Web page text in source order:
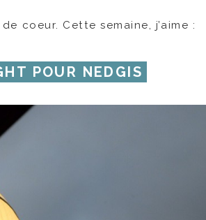
coeur. Cette semaine, j’aime :
POUR NEDGIS